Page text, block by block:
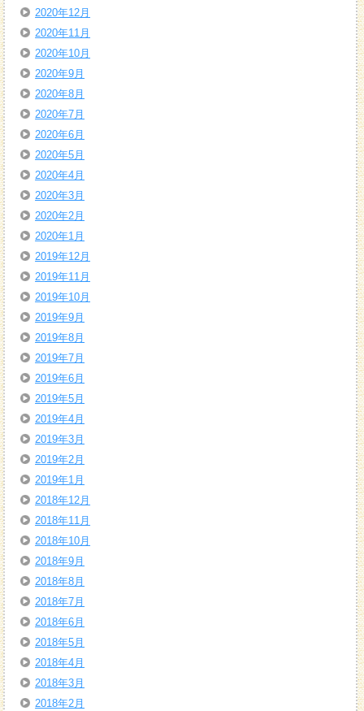
2020年12月
2020年11月
2020年10月
2020年9月
2020年8月
2020年7月
2020年6月
2020年5月
2020年4月
2020年3月
2020年2月
2020年1月
2019年12月
2019年11月
2019年10月
2019年9月
2019年8月
2019年7月
2019年6月
2019年5月
2019年4月
2019年3月
2019年2月
2019年1月
2018年12月
2018年11月
2018年10月
2018年9月
2018年8月
2018年7月
2018年6月
2018年5月
2018年4月
2018年3月
2018年2月